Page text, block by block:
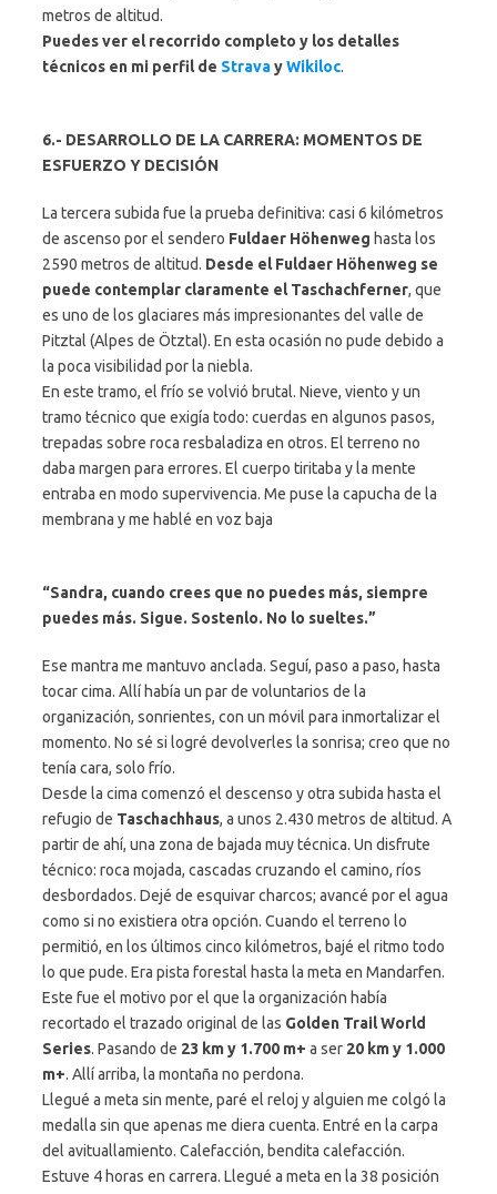
metros de altitud.
Puedes ver el recorrido completo y los detalles
técnicos en mi perfil de StravayWikiloc.
6.- DESARROLLO DE LA CARRERA: MOMENTOS DE
ESFUERZO Y DECISIÓN
La tercera subida fue la prueba definitiva: casi 6 kilómetros
de ascenso por el sendero Fuldaer Höhenweg hasta los
2590 metros de altitud. Desde el Fuldaer Höhenweg se
puede contemplar claramente el Taschachferner, que
es uno de los glaciares más impresionantes del valle de
Pitztal (Alpes de Ötztal). En esta ocasión no pude debido a
la poca visibilidad por la niebla.
En este tramo, el frío se volvió brutal. Nieve, viento y un
tramo técnico que exigía todo: cuerdas en algunos pasos,
trepadas sobre roca resbaladiza en otros. El terreno no
daba margen para errores. El cuerpo tiritaba y la mente
entraba en modo supervivencia. Me puse la capucha de la
membrana y me hablé en voz baja
“Sandra, cuando crees que no puedes más, siempre
puedes más. Sigue. Sostenlo. No lo sueltes.”
Ese mantra me mantuvo anclada. Seguí, paso a paso, hasta
tocar cima. Allí había un par de voluntarios de la
organización, sonrientes, con un móvil para inmortalizar el
momento. No sé si logré devolverles la sonrisa; creo que no
tenía cara, solo frío.
Desde la cima comenzó el descenso y otra subida hasta el
refugio de Taschachhaus, a unos 2.430 metros de altitud. A
partir de ahí, una zona de bajada muy técnica. Un disfrute
técnico: roca mojada, cascadas cruzando el camino, ríos
desbordados. Dejé de esquivar charcos; avancé por el agua
como si no existiera otra opción. Cuando el terreno lo
permitió, en los últimos cinco kilómetros, bajé el ritmo todo
lo que pude. Era pista forestal hasta la meta en Mandarfen.
Este fue el motivo por el que la organización había
recortado el trazado original de las Golden Trail World
Series. Pasando de 23 km y 1.700 m+ a ser 20 km y 1.000
m+. Allí arriba, la montaña no perdona.
Llegué a meta sin mente, paré el reloj y alguien me colgó la
medalla sin que apenas me diera cuenta. Entré en la carpa
del avituallamiento. Calefacción, bendita calefacción.
Estuve 4 horas en carrera. Llegué a meta en la 38 posición